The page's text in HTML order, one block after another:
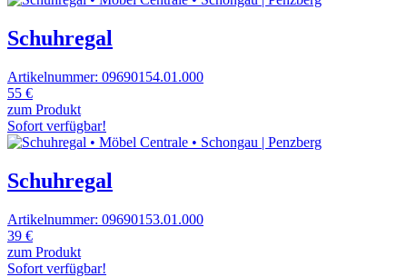
Schuhregal
Artikelnummer: 09690154.01.000
55 €
zum Produkt
Sofort verfügbar!
Schuhregal
Artikelnummer: 09690153.01.000
39 €
zum Produkt
Sofort verfügbar!